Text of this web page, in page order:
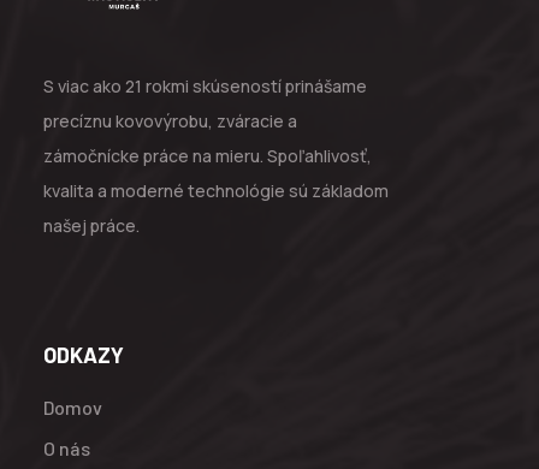
S viac ako 21 rokmi skúseností prinášame
precíznu kovovýrobu, zváracie a
zámočnícke práce na mieru. Spoľahlivosť,
kvalita a moderné technológie sú základom
našej práce.
ODKAZY
Domov
O nás